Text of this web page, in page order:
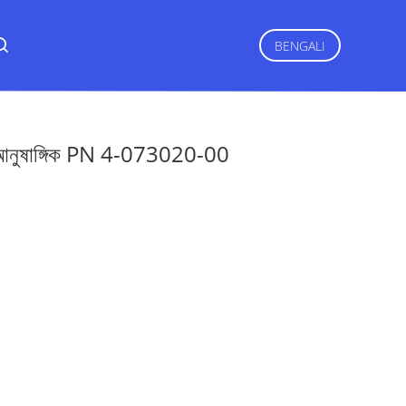
BENGALI
PN 4-073020-00